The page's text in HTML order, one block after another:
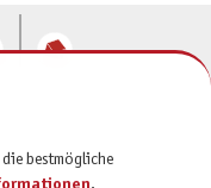
die bestmögliche